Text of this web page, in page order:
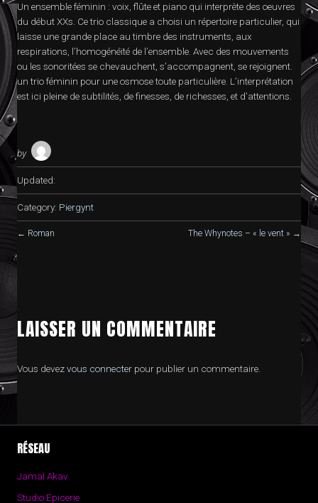
Un ensemble féminin : voix, flûte et piano qui interprète des oeuvres
du début XXs. Ce trio classique a choisi un répertoire particulier, qui
laisse une grande place au timbre des instruments, aux
respirations, l’homogénéïté de l’ensemble. Avec des mouvements
ou les sonoritées se chevauchent, s’accompagnent, se rejoignent.
un trio féminin pour une osmose toute particulière. L’interprétation
est ici pleine de subtilités, de finesses, de richesses, et d’attentions.
by
Updated:
Category: Piergynt
← Roman The Whynotes – « le vent » →
LAISSER UN COMMENTAIRE
Vous devezvous connecter pour publier un commentaire.
RÉSEAU
Jamal Akav
Studio Epicerie